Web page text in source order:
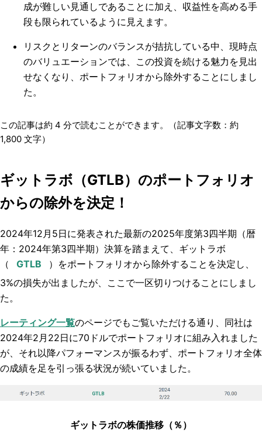
成が難しい見通しであることに加え、収益性を高める手
段も限られているように見えます。
リスクとリターンのバランスが拮抗している中、現時点
のバリュエーションでは、この投資を続ける魅力を見出
せなくなり、ポートフォリオから除外することにしまし
た。
この記事は約 4 分で読むことができます。（記事文字数：約
1,800 文字）
ギットラボ（GTLB）のポートフォリオ
からの除外を決定！
2024年12月5日に発表された最新の2025年度第3四半期（暦
年：2024年第3四半期）決算を踏まえて、ギットラボ
（
） をポートフォリオから除外することを決定し、
3%の損失が出ましたが、ここで一区切りつけることにしまし
た。
レーティング一覧のページでもご覧いただける通り、同社は
2024年2月22日に70ドルでポートフォリオに組み入れました
が、それ以降パフォーマンスが振るわず、ポートフォリオ全体
の成績を足を引っ張る状況が続いていました。
ギットラボの株価推移（％）